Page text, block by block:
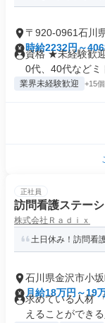
〒920-0961石川
時給2232円～
資格 ★未経験歓
0代、40代などミ
業界未経験歓迎 +15個
正社員
訪問看護ステー
株式会社Ｒａｄｉｘ
土日休み！訪問看
石川県金沢市小
月給18万円～19
求めている人材
えることができ